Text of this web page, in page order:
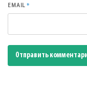
EMAIL*